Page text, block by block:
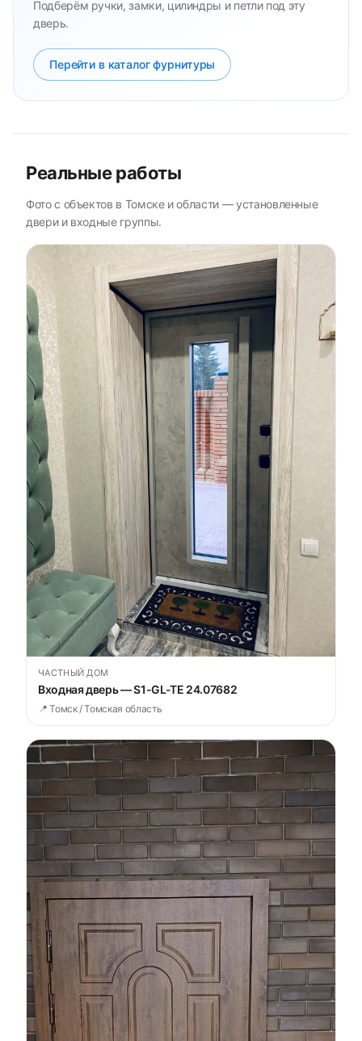
Подберём ручки, замки, цилиндры и петли под эту
дверь.
Перейти в каталог фурнитуры
Реальные работы
Фото с объектов в Томске и области — установленные
двери и входные группы.
ЧАСТНЫЙ ДОМ
Входная дверь — S1-GL-TE 24.07682
📍 Томск / Томская область